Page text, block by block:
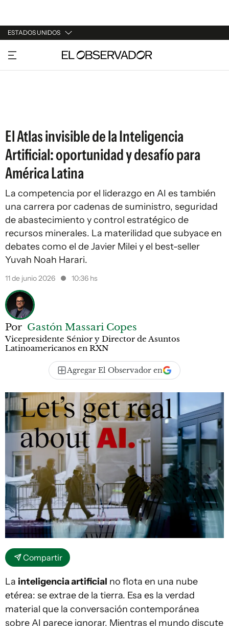
ESTADOS UNIDOS
URUGUAY
ARGENTINA
El Atlas invisible de la Inteligencia
Artificial: oportunidad y desafío para
América Latina
La competencia por el liderazgo en AI es también
una carrera por cadenas de suministro, seguridad
de abastecimiento y control estratégico de
recursos minerales. La materilidad que subyace en
debates como el de Javier Milei y el best-seller
Yuvah Noah Harari.
11 de junio 2026 10:36 hs
Por Gastón Massari Copes
Vicepresidente Sénior y Director de Asuntos
Latinoamericanos en RXN
Agregar El Observador en
Compartir
La inteligencia artificial no flota en una nube
etérea: se extrae de la tierra. Esa es la verdad
material que la conversación contemporánea
sobre AI parece ignorar. Mientras el mundo discute